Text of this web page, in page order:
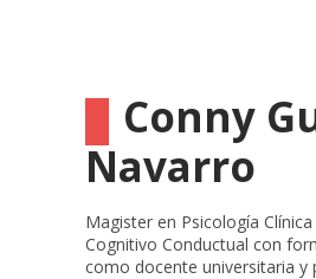
Conny
Navarro
Magister en Psicología
Cognitivo Conductual con
como docente universitaria y